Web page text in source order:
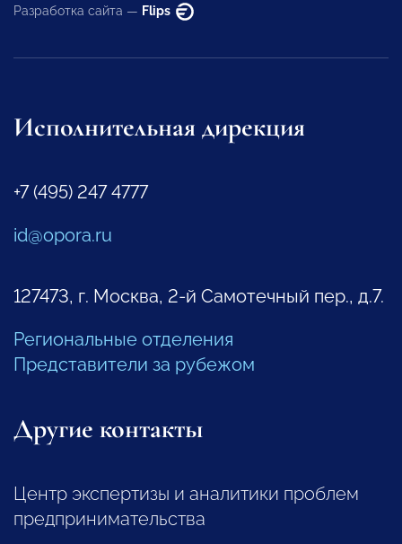
Разработка сайта — Flips
Исполнительная дирекция
+7 (495) 247 4777
id@opora.ru
127473, г. Москва, 2-й Самотечный пер., д.7.
Региональные отделения
Представители за рубежом
Другие контакты
Центр экспертизы и аналитики проблем
предпринимательства